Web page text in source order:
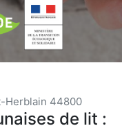
Herblain 44800
de lit :